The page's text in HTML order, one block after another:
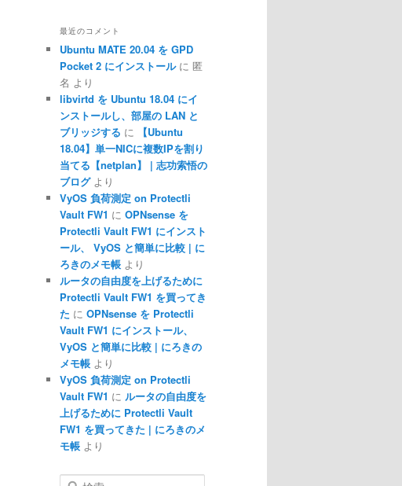
最近のコメント
Ubuntu MATE 20.04 を GPD
Pocket 2 にインストールに 匿
名 より
libvirtd を Ubuntu 18.04 にイ
ンストールし、部屋の LAN と
ブリッジする に
【Ubuntu
18.04】単一NICに複数IPを割り
当てる【netplan】 | 志功索悟の
ブログより
VyOS 負荷測定 on Protectli
Vault FW1 に OPNsense を
Protectli Vault FW1 にインスト
ール、 VyOS と簡単に比較 | に
ろきのメモ帳 より
ルータの自由度を上げるために
Protectli Vault FW1 を買ってき
た に OPNsense を Protectli
Vault FW1 にインストール、
VyOS と簡単に比較 | にろきの
メモ帳 より
VyOS 負荷測定 on Protectli
Vault FW1 に ルータの自由度を
上げるために Protectli Vault
FW1 を買ってきた | にろきのメ
モ帳 より
検